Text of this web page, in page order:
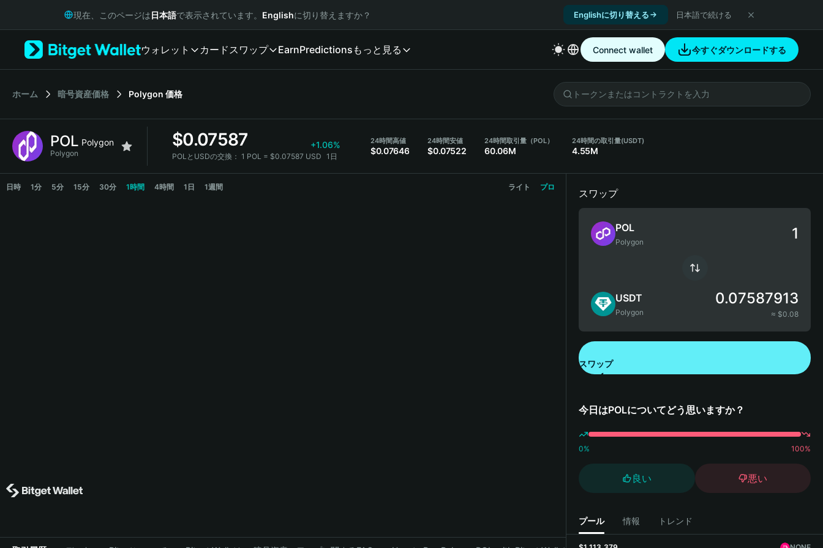
Русский
Italiano
简体中文
繁體中文
Bahasa Indonesia
現在、このページは日本語で表示されています。 Englishに切り替えますか？ Englishに切り替える 日本語で続ける
ウォレット カードスワップ EarnPredictions もっと見る Connect wallet 今すぐダウンロードする
ホーム 暗号資産価格 Polygon 価格
POL Polygon
Polygon
$0.07587 +1.06%
POLとUSDの交換： 1 POL = $0.07587 USD 1日
24時間高値
$0.07646
24時間安値
$0.07522
24時間取引量（POL）
60.06M
24時間の取引量(USDT)
4.55M
POL Price Chart
日時 1分 5分 15分 30分 1時間 4時間 1日 1週間 ライト プロ
スワップ
POL
Polygon
USDT
Polygon
0.07587913
≈ $0.08
スワップ
今日はPOLについてどう思いますか？
0% 100%
良い 悪い
プール 情報 トレンド